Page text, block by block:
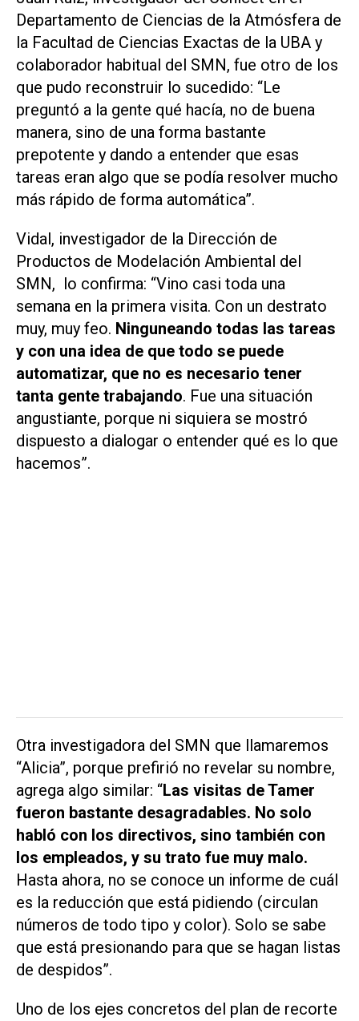
Departamento de Ciencias de la Atmósfera de
la Facultad de Ciencias Exactas de la UBA y
colaborador habitual del SMN, fue otro de los
que pudo reconstruir lo sucedido: “Le
preguntó a la gente qué hacía, no de buena
manera, sino de una forma bastante
prepotente y dando a entender que esas
tareas eran algo que se podía resolver mucho
más rápido de forma automática”.
Vidal, investigador de la Dirección de
Productos de Modelación Ambiental del
SMN, lo confirma: “Vino casi toda una
semana en la primera visita. Con un destrato
muy, muy feo. Ninguneando todas las tareas
y con una idea de que todo se puede
automatizar, que no es necesario tener
tanta gente trabajando. Fue una situación
angustiante, porque ni siquiera se mostró
dispuesto a dialogar o entender qué es lo que
hacemos”.
Otra investigadora del SMN que llamaremos
“Alicia”, porque prefirió no revelar su nombre,
agrega algo similar: “Las visitas de Tamer
fueron bastante desagradables. No solo
habló con los directivos, sino también con
los empleados, y su trato fue muy malo.
Hasta ahora, no se conoce un informe de cuál
es la reducción que está pidiendo (circulan
números de todo tipo y color). Solo se sabe
que está presionando para que se hagan listas
de despidos”.
Uno de los ejes concretos del plan de recorte